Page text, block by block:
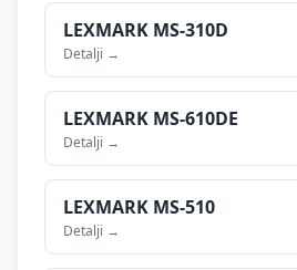
LEXMARK MS-310D
Detalji →
LEXMARK MS-610DE
Detalji →
LEXMARK MS-510
Detalji →